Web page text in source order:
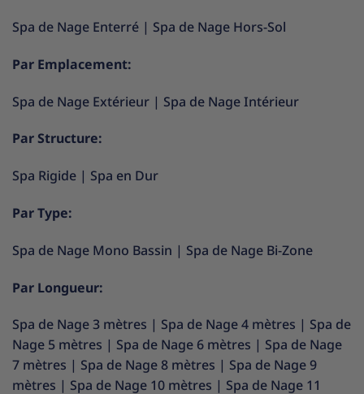
Spa de Nage Enterré | Spa de Nage Hors-Sol
Par Emplacement:
Spa de Nage Extérieur | Spa de Nage Intérieur
Par Structure:
Spa Rigide | Spa en Dur
Par Type:
Spa de Nage Mono Bassin | Spa de Nage Bi-Zone
Par Longueur:
Spa de Nage 3 mètres | Spa de Nage 4 mètres | Spa de
Nage 5 mètres | Spa de Nage 6 mètres | Spa de Nage
7 mètres | Spa de Nage 8 mètres | Spa de Nage 9
mètres | Spa de Nage 10 mètres | Spa de Nage 11